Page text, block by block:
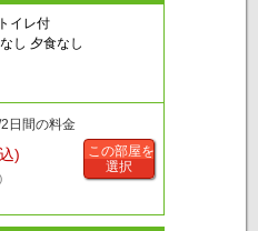
イレ付
し 夕食なし
日間の料金
)
この部屋を
選択